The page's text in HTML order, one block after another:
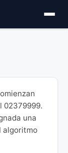
02379999.
una
algoritmo